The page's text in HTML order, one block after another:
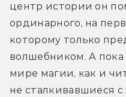
центр истории он
ординарного, на
которому только
волшебником. А
мире магии, как и
не сталкивавшиеся